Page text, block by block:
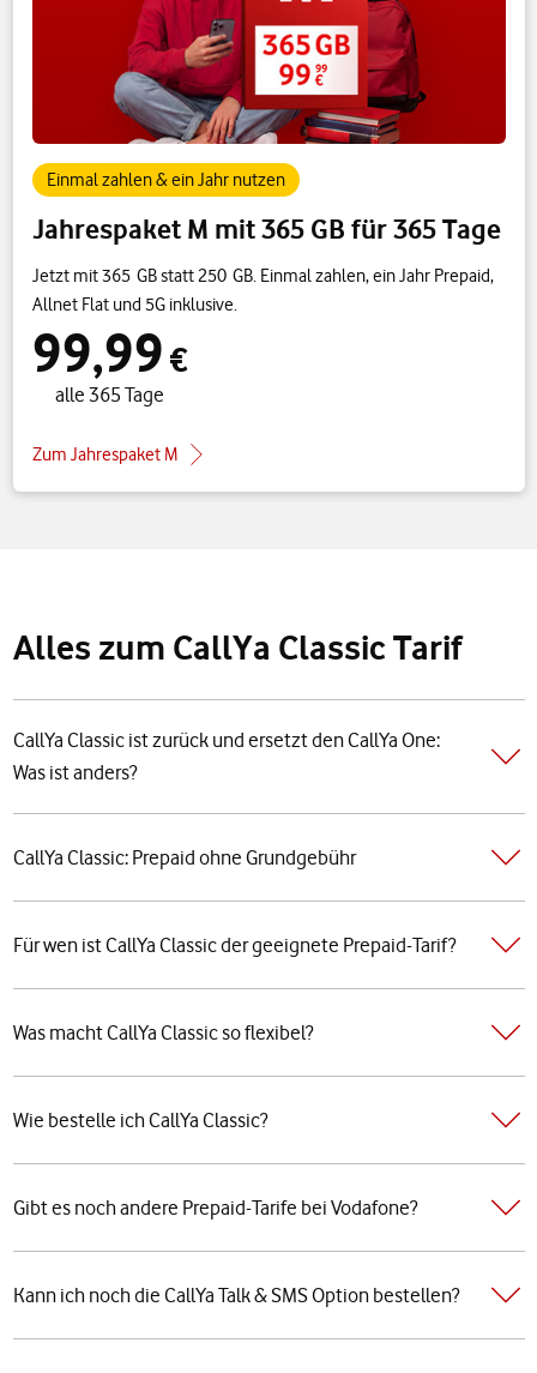
Jahrespaket M mit 365 GB für 365 Tage
Einmal zahlen & ein Jahr nutzen
Jetzt mit 365 GB statt 250 GB. Einmal zahlen, ein Jahr Prepaid,
Allnet Flat und 5G inklusive.
99,99 €
alle 365 Tage
Zum Jahrespaket M
Alles zum CallYa Classic Tarif
CallYa Classic ist zurück und ersetzt den CallYa One:
Was ist anders?
CallYa Classic: Prepaid ohne Grundgebühr
Für wen ist CallYa Classic der geeignete Prepaid-Tarif?
Was macht CallYa Classic so flexibel?
Wie bestelle ich CallYa Classic?
Gibt es noch andere Prepaid-Tarife bei Vodafone?
Kann ich noch die CallYa Talk & SMS Option bestellen?